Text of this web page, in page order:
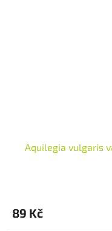
Aquilegia vulgaris
89 Kč